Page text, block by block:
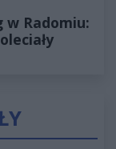
w Radomiu: